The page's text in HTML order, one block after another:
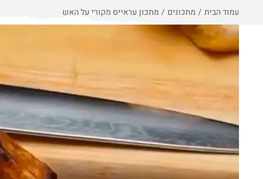
עמוד הבית / מתכונים / מתכון עראייס מקורי על האש